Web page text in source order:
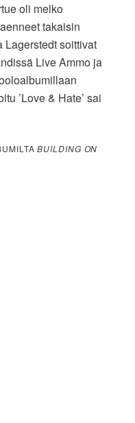
oli melko
takaisin
soittivat
Live Ammo ja
’Love & Hate’ sai
BUILDING ON